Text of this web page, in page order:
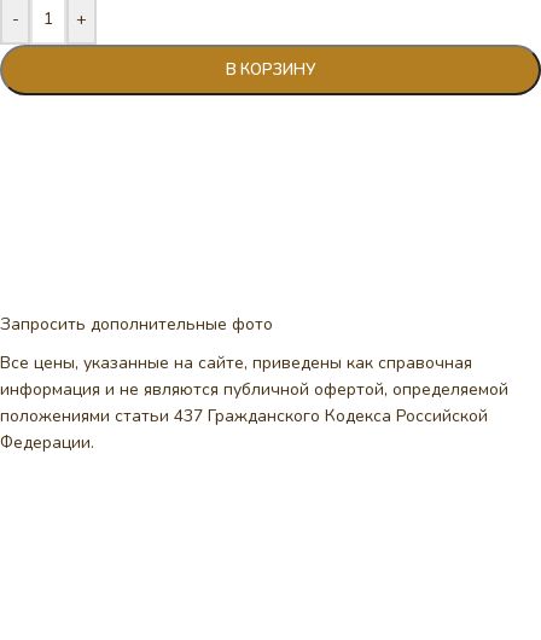
- +
В КОРЗИНУ
Запросить дополнительные фото
Все цены, указанные на сайте, приведены как справочная
информация и не являются публичной офертой, определяемой
положениями статьи 437 Гражданского Кодекса Российской
Федерации.